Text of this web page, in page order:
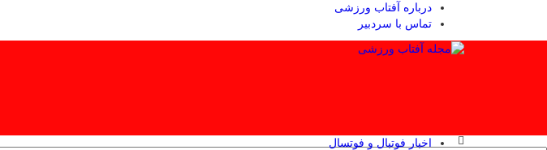
درباره آفتاب ورزشی
تماس با سردبیر
اخبار فوتبال و فوتسال